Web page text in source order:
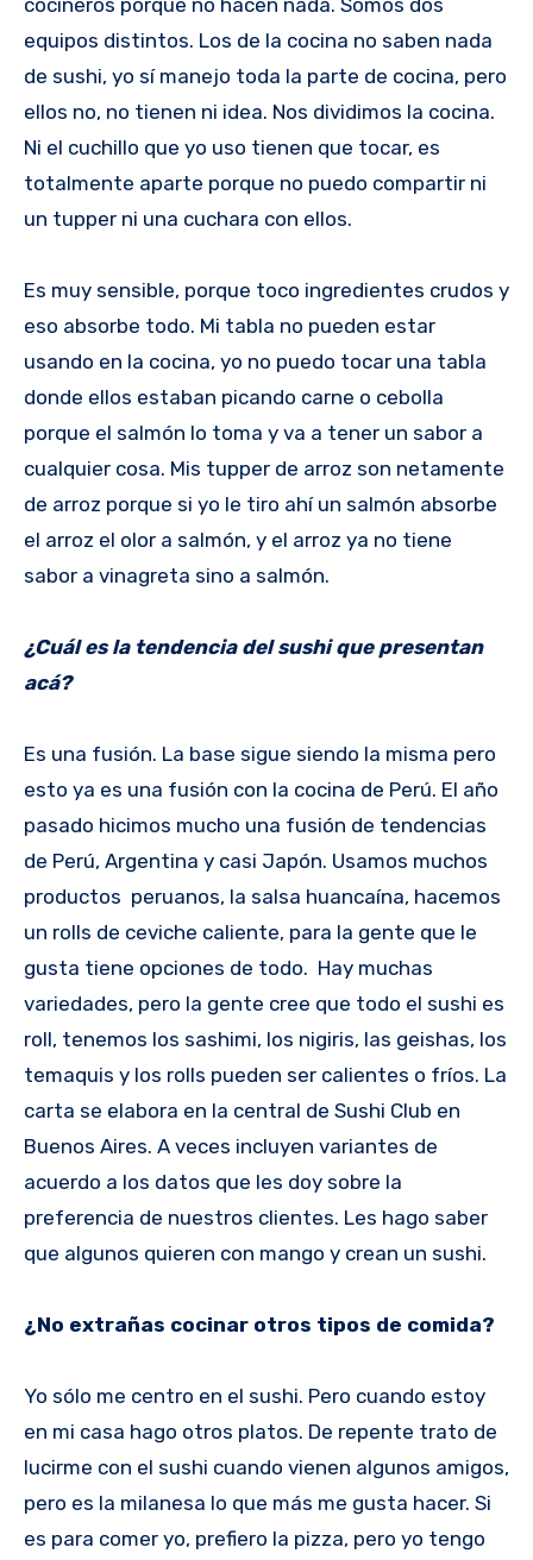
equipos distintos. Los de la cocina no saben nada
de sushi, yo sí manejo toda la parte de cocina, pero
ellos no, no tienen ni idea. Nos dividimos la cocina.
Ni el cuchillo que yo uso tienen que tocar, es
totalmente aparte porque no puedo compartir ni
un tupper ni una cuchara con ellos.
Es muy sensible, porque toco ingredientes crudos y
eso absorbe todo. Mi tabla no pueden estar
usando en la cocina, yo no puedo tocar una tabla
donde ellos estaban picando carne o cebolla
porque el salmón lo toma y va a tener un sabor a
cualquier cosa. Mis tupper de arroz son netamente
de arroz porque si yo le tiro ahí un salmón absorbe
el arroz el olor a salmón, y el arroz ya no tiene
sabor a vinagreta sino a salmón.
¿Cuál es la tendencia del sushi que presentan
acá?
Es una fusión. La base sigue siendo la misma pero
esto ya es una fusión con la cocina de Perú. El año
pasado hicimos mucho una fusión de tendencias
de Perú, Argentina y casi Japón. Usamos muchos
productos peruanos, la salsa huancaína, hacemos
un rolls de ceviche caliente, para la gente que le
gusta tiene opciones de todo. Hay muchas
variedades, pero la gente cree que todo el sushi es
roll, tenemos los sashimi, los nigiris, las geishas, los
temaquis y los rolls pueden ser calientes o fríos. La
carta se elabora en la central de Sushi Club en
Buenos Aires. A veces incluyen variantes de
acuerdo a los datos que les doy sobre la
preferencia de nuestros clientes. Les hago saber
que algunos quieren con mango y crean un sushi.
¿No extrañas cocinar otros tipos de comida?
Yo sólo me centro en el sushi. Pero cuando estoy
en mi casa hago otros platos. De repente trato de
lucirme con el sushi cuando vienen algunos amigos,
pero es la milanesa lo que más me gusta hacer. Si
es para comer yo, prefiero la pizza, pero yo tengo